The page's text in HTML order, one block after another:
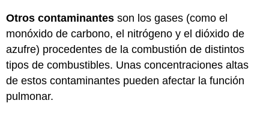
Otros contaminantes son los gases (como el
monóxido de carbono, el nitrógeno y el dióxido de
azufre) procedentes de la combustión de distintos
tipos de combustibles. Unas concentraciones altas
de estos contaminantes pueden afectar la función
pulmonar.